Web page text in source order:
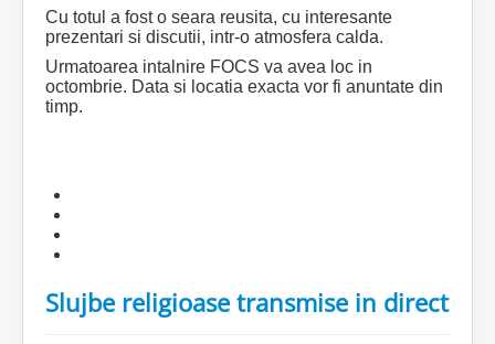
Cu totul a fost o seara reusita, cu interesante
prezentari si discutii, intr-o atmosfera calda.
Urmatoarea intalnire FOCS va avea loc in
octombrie. Data si locatia exacta vor fi anuntate din
timp.
Slujbe religioase transmise in direct